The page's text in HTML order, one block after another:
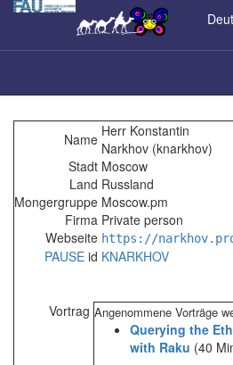
Zum
Name Herr Konstantin
Narkhov (‎knarkhov‎)
Stadt Moscow
Land Russland
Mongergruppe Moscow.pm
Firma Private person
Webseite https://
PAUSE id KNARKHOV
Vortrag Angenommene Vorträge
‎Querying the
with Raku‎ (40